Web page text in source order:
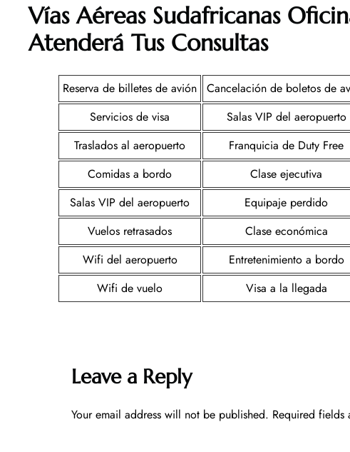
Vías Aéreas Sudafricanas
Atenderá Tus Consultas
Reserva de billetes de avión Cancelación de boletos de
Servicios de visa
Salas VIP del aeropuerto
Traslados al aeropuerto
Franquicia de Duty Free
Comidas a bordo
Clase ejecutiva
Salas VIP del aeropuerto
Equipaje perdido
Vuelos retrasados
Clase económica
Wifi del aeropuerto
Entretenimiento a bordo
Wifi de vuelo
Visa a la llegada
Leave a Reply
Your email address will not be published. Required fields